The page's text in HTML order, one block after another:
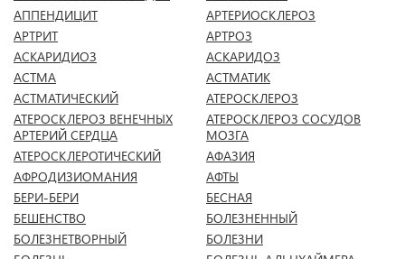
АППЕНДИЦИТ
АРТЕРИОСКЛЕРОЗ
АРТРИТ
АРТРОЗ
АСКАРИДИОЗ
АСКАРИДОЗ
АСТМА
АСТМАТИК
АСТМАТИЧЕСКИЙ
АТЕРОСКЛЕРОЗ
АТЕРОСКЛЕРОЗ ВЕНЕЧНЫХ
АРТЕРИЙ СЕРДЦА
АТЕРОСКЛЕРОЗ СОСУДОВ
МОЗГА
АТЕРОСКЛЕРОТИЧЕСКИЙ
АФАЗИЯ
АФРОДИЗИОМАНИЯ
АФТЫ
БЕРИ-БЕРИ
БЕСНАЯ
БЕШЕНСТВО
БОЛЕЗНЕННЫЙ
БОЛЕЗНЕТВОРНЫЙ
БОЛЕЗНИ